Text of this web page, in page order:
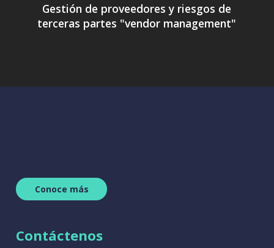
Gestión de proveedores y riesgos de
terceras partes "vendor management"
Conoce más
Contáctenos